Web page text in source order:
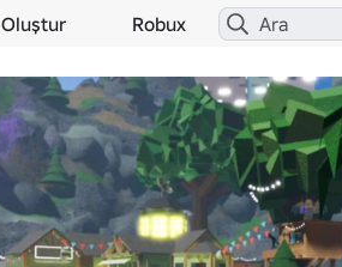
Oluştur Robux